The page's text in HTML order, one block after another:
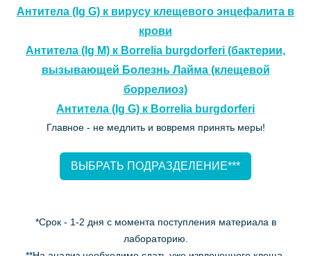
Антитела (Ig G) к вирусу клещевого энцефалита в
крови
Антитела (Ig M) к Borrelia burgdorferi (бактерии,
вызывающей Болезнь Лайма (клещевой
боррелиоз)
Антитела (Ig G) к Borrelia burgdorferi
Главное - не медлить и вовремя принять меры!
ВЫБРАТЬ ПОДРАЗДЕЛЕНИЕ***
*Срок - 1-2 дня с момента поступления материала в
лабораторию.